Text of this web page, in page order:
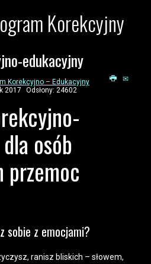
Korekcyjny
edukacyjny
Korekcyjno – Edukacyjny
2017
Odsłony: 24602
osób
przemoc
sobie z emocjami?
ranisz bliskich – słowem,